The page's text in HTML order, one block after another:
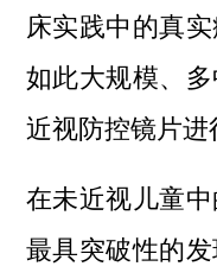
床实践中的真
如此大规模、
近视防控镜片进
在未近视儿童
最具突破性的